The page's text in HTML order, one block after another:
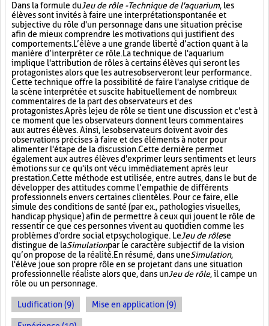
Dans la formule duJeu de rôle - Technique de l'aquarium, les
élèves sont invités à faire une interprétation spontanée et
subjective du rôle d'un personnage dans une situation précise
afin de mieux comprendre les motivations qui justifient des
comportements. L’élève a une grande liberté d’action quant à la
manière d’interpréter ce rôle. La technique de l'aquarium
implique l'attribution de rôles à certains élèves qui seront les
protagonistes alors que les autres observeront leur performance.
Cette technique offre la possibilité de faire l'analyse critique de
la scène interprétée et suscite habituellement de nombreux
commentaires de la part des observateurs et des
protagonistes. Après le jeu de rôle se tient une discussion et c'est à
ce moment que les observateurs donnent leurs commentaires
aux autres élèves. Ainsi, les observateurs doivent avoir des
observations précises à faire et des éléments à noter pour
alimenter l'étape de la discussion. Cette dernière permet
également aux autres élèves d'exprimer leurs sentiments et leurs
émotions sur ce qu'ils ont vécu immédiatement après leur
prestation. Cette méthode est utilisée, entre autres, dans le but de
développer des attitudes comme l’empathie de différents
professionnels envers certaines clientèles. Pour ce faire, elle
simule des conditions de santé (par ex., pathologies visuelles,
handicap physique) afin de permettre à ceux qui jouent le rôle de
ressentir ce que ces personnes vivent au quotidien comme les
problèmes d'ordre social et psychologique. LeJeu de rôlese
distingue de laSimulationpar le caractère subjectif de la vision
qu’on propose de la réalité. En résumé, dans uneSimulation,
l'élève joue son propre rôle en se projetant dans une situation
professionnelle réaliste alors que, dans unJeu de rôle, il campe un
rôle ou un personnage.
Ludification (9) Mise en application (9)